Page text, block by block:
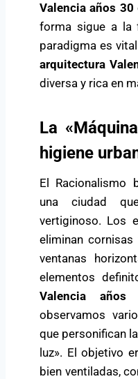
Valencia años 30
forma sigue a la
paradigma es
arquitectura
diversa y rica en
La
higiene
El Racionalismo
una ciudad
vertiginoso. Los
eliminan
ventanas
elementos
Valencia años
observamos
que personifican
luz». El objetivo
bien ventiladas,